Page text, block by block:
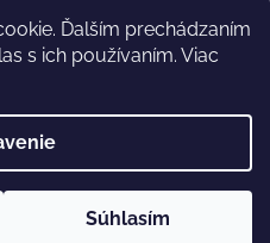
Ďalším prechádzaním
s ich používaním. Viac
Súhlasím
a
. Všetky práva vyhradené.